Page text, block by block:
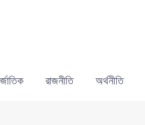
রাজনীতি অর্থনীতি